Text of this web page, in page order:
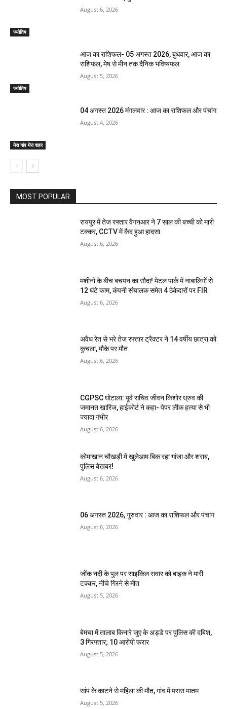
ज्योतिष
August 6, 2026
ज्योतिष
आज का राशिफल- 05 अगस्त 2026, बुधवार, आज का
राशिफल, मेष से मीन तक दैनिक भविष्यफल
August 5, 2026
मेरा गांव मेरा शहर
04 अगस्त 2026 मंगलवार : आज का राशिफल और पंचांग
August 4, 2026
MOST POPULAR
रायपुर में तेज रफ्तार वैगनआर ने 7 साल की बच्ची को मारी
टक्कर, CCTV में कैद हुआ हादसा
August 6, 2026
मशीनों के बीच बचपन का सौदा! मेटल पार्क में नाबालिगों से
12 घंटे काम, कंपनी संचालक समेत 4 ठेकेदारों पर FIR
August 6, 2026
अवैध रेत से भरे तेज रफ्तार ट्रैक्टर ने 14 वर्षीय छात्रा को
कुचला, मौके पर मौत
August 6, 2026
CGPSC घोटाला: पूर्व सचिव जीवन किशोर ध्रुव की
जमानत खारिज, हाईकोर्ट ने कहा- पेपर लीक हत्या से भी
ज्यादा गंभीर
August 6, 2026
कोमाखान चौखड़ी में खुलेआम बिक रहा गांजा और शराब,
पुलिस बेखबर!
August 6, 2026
06 अगस्त 2026, गुरुवार : आज का राशिफल और पंचांग
August 6, 2026
जोंक नदी के पुल पर साइकिल सवार को बाइक ने मारी
टक्कर, नीचे गिरने से मौत
August 5, 2026
बेमचा में तालाब किनारे जुए के अड्डे पर पुलिस की दबिश,
3 गिरफ्तार; 10 आरोपी फरार
August 5, 2026
सांप के काटने से महिला की मौत, गांव में पसरा मातम
August 5, 2026